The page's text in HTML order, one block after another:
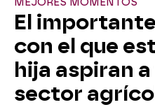
MEJORES MOMENTOS
El
con el que
hija aspiran
sector